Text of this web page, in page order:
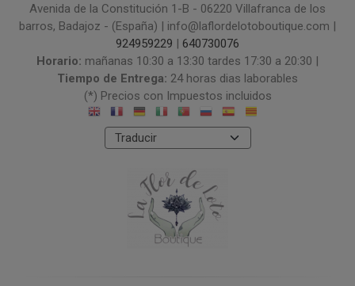
Avenida de la Constitución 1-B - 06220 Villafranca de los
barros, Badajoz - (España) | info@laflordelotoboutique.com |
924959229 | 640730076
Horario: mañanas 10:30 a 13:30 tardes 17:30 a 20:30 |
Tiempo de Entrega: 24 horas dias laborables
(*) Precios con Impuestos incluidos